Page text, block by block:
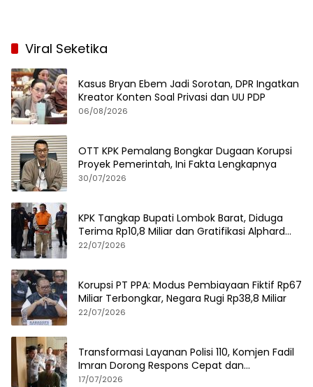
Viral Seketika
Kasus Bryan Ebem Jadi Sorotan, DPR Ingatkan
Kreator Konten Soal Privasi dan UU PDP
06/08/2026
OTT KPK Pemalang Bongkar Dugaan Korupsi
Proyek Pemerintah, Ini Fakta Lengkapnya
30/07/2026
KPK Tangkap Bupati Lombok Barat, Diduga
Terima Rp10,8 Miliar dan Gratifikasi Alphard
hingga iPhone 17 Pro
22/07/2026
Korupsi PT PPA: Modus Pembiayaan Fiktif Rp67
Miliar Terbongkar, Negara Rugi Rp38,8 Miliar
22/07/2026
Transformasi Layanan Polisi 110, Komjen Fadil
Imran Dorong Respons Cepat dan
Terintegrasi
17/07/2026